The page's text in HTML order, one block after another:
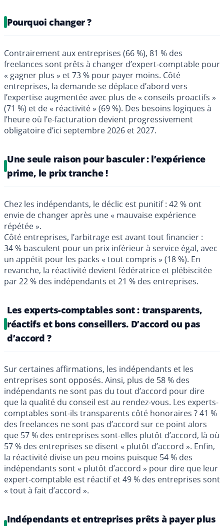
Pourquoi changer ?
Contrairement aux entreprises (66 %), 81 % des
freelances sont prêts à changer d’expert-comptable pour
« gagner plus » et 73 % pour payer moins. Côté
entreprises, la demande se déplace d’abord vers
l’expertise augmentée avec plus de « conseils proactifs »
(71 %) et de « réactivité » (69 %). Des besoins logiques à
l’heure où l’e-facturation devient progressivement
obligatoire d’ici septembre 2026 et 2027.
Une seule raison pour basculer : l’expérience
prime, le prix tranche !
Chez les indépendants, le déclic est punitif : 42 % ont
envie de changer après une « mauvaise expérience
répétée ».
Côté entreprises, l’arbitrage est avant tout financier :
34 % basculent pour un prix inférieur à service égal, avec
un appétit pour les packs « tout compris » (18 %). En
revanche, la réactivité devient fédératrice et plébiscitée
par 22 % des indépendants et 21 % des entreprises.
Les experts-comptables sont : transparents,
réactifs et bons conseillers. D’accord ou pas
d’accord ?
Sur certaines affirmations, les indépendants et les
entreprises sont opposés. Ainsi, plus de 58 % des
indépendants ne sont pas du tout d’accord pour dire
que la qualité du conseil est au rendez-vous. Les experts-
comptables sont-ils transparents côté honoraires ? 41 %
des freelances ne sont pas d’accord sur ce point alors
que 57 % des entreprises sont-elles plutôt d’accord, là où
57 % des entreprises se disent « plutôt d’accord ». Enfin,
la réactivité divise un peu moins puisque 54 % des
indépendants sont « plutôt d’accord » pour dire que leur
expert-comptable est réactif et 49 % des entreprises sont
« tout à fait d’accord ».
Indépendants et entreprises prêts à payer plus